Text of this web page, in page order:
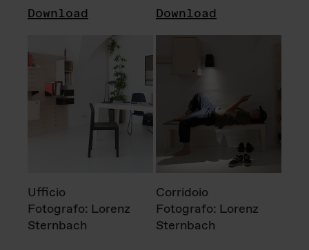
Download Download
Ufficio
Fotografo: Lorenz
Sternbach
Corridoio
Fotografo: Lorenz
Sternbach